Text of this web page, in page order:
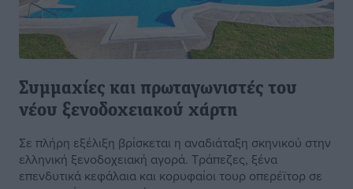
Συμμαχίες και πρωταγωνιστές του
νέου ξενοδοχειακού χάρτη
Σε πλήρη εξέλιξη βρίσκεται η αναδιάταξη σκηνικού στην
ελληνική ξενοδοχειακή αγορά. Τράπεζες, ξένα
επενδυτικά κεφάλαια και κορυφαίοι τουρ οπερέϊτορ σε